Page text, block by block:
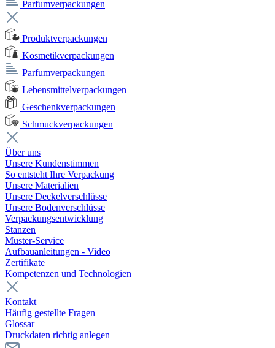
Parfumverpackungen
Produktverpackungen
Kosmetikverpackungen
Parfumverpackungen
Lebensmittelverpackungen
Geschenkverpackungen
Schmuckverpackungen
Über uns
Unsere Kundenstimmen
So entsteht Ihre Verpackung
Unsere Materialien
Unsere Deckelverschlüsse
Unsere Bodenverschlüsse
Verpackungsentwicklung
Stanzen
Muster-Service
Aufbauanleitungen - Video
Zertifikate
Kompetenzen und Technologien
Kontakt
Häufig gestellte Fragen
Glossar
Druckdaten richtig anlegen